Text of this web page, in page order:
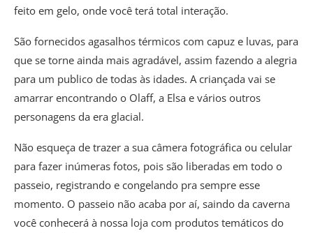
feito em gelo, onde você terá total interação.
São fornecidos agasalhos térmicos com capuz e luvas, para
que se torne ainda mais agradável, assim fazendo a alegria
para um publico de todas às idades. A criançada vai se
amarrar encontrando o Olaff, a Elsa e vários outros
personagens da era glacial.
Não esqueça de trazer a sua câmera fotográfica ou celular
para fazer inúmeras fotos, pois são liberadas em todo o
passeio, registrando e congelando pra sempre esse
momento. O passeio não acaba por aí, saindo da caverna
você conhecerá à nossa loja com produtos temáticos do